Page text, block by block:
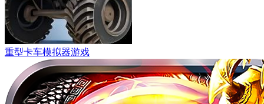
重型卡车模拟器游戏